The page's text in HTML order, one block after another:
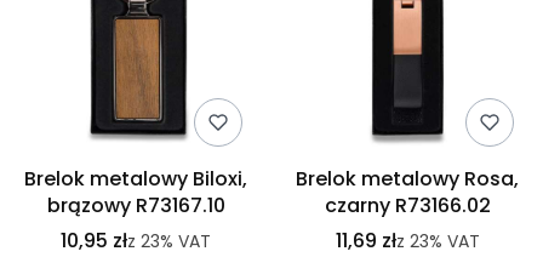
Brelok metalowy Biloxi,
brązowy R73167.10
10,95 złz 23% VAT
Brelok metalowy Rosa,
czarny R73166.02
11,69 złz 23% VAT